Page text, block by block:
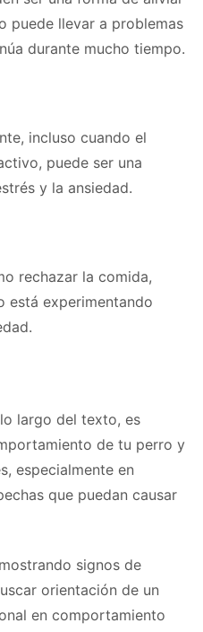
puede llevar a problemas
durante mucho tiempo.
incluso cuando el
puede ser una
y la ansiedad.
rechazar la comida,
está experimentando
largo del texto, es
de tu perro y
especialmente en
que puedan causar
signos de
orientación de un
en comportamiento